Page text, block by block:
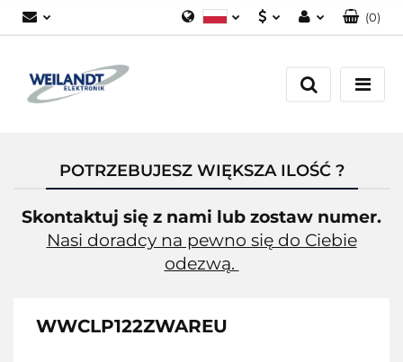
Załóż konto
(0)
POTRZEBUJESZ WIĘKSZA ILOŚĆ ?
Skontaktuj się z nami lub zostaw numer.
Nasi doradcy na pewno się do Ciebie
odezwą.
WWCLP122ZWAREU